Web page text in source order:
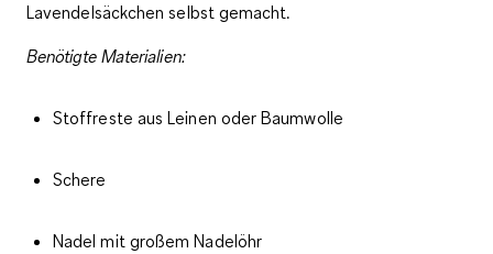
Lavendelsäckchen selbst gemacht.
Benötigte Materialien:
Stoffreste aus Leinen oder Baumwolle
Schere
Nadel mit großem Nadelöhr